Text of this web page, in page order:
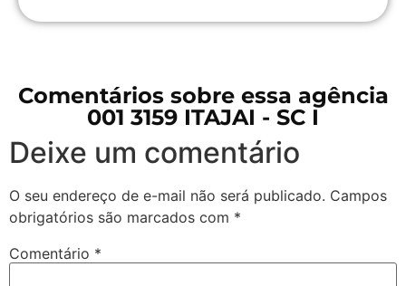
Comentários sobre essa agência
001 3159 ITAJAI - SC I
Deixe um comentário
O seu endereço de e-mail não será publicado. Campos
obrigatórios são marcados com *
Comentário *